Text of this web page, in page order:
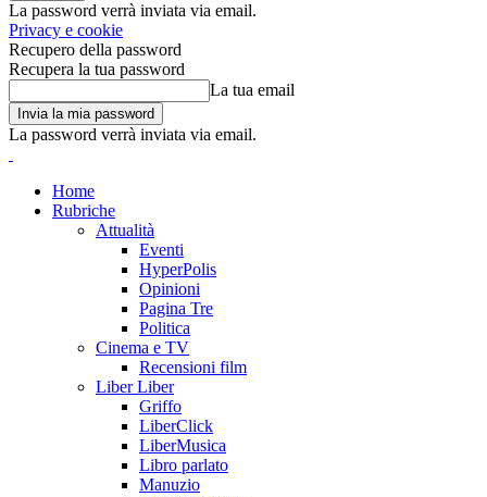
La password verrà inviata via email.
Privacy e cookie
Recupero della password
Recupera la tua password
La tua email
La password verrà inviata via email.
Home
Rubriche
Attualità
Eventi
HyperPolis
Opinioni
Pagina Tre
Politica
Cinema e TV
Recensioni film
Liber Liber
Griffo
LiberClick
LiberMusica
Libro parlato
Manuzio